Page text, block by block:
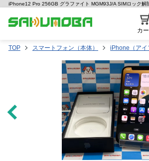
iPhone12 Pro 256GB グラファイト MGM93J/A SIMロック解
カ
TOP スマートフォン（本体） iPhone（アイ